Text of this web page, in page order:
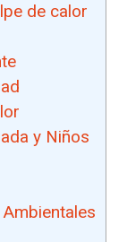
de calor
y Niños